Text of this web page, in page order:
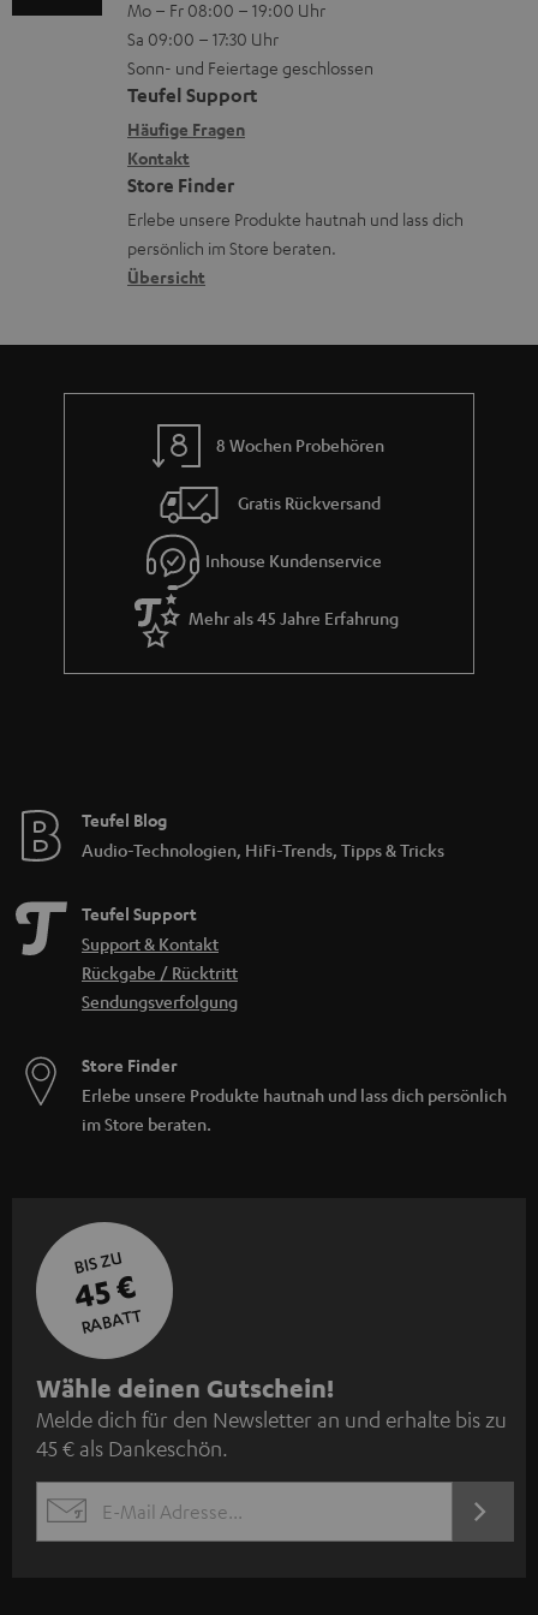
l
i
n
k
s
.
t
i
l
e
n
z
u
m
V
e
r
s
a
d
o
n
e
n
z
u
r
G
r
a
-
L
e
x
i
k
o
n
n
t
a
k
t
d
a
t
n
Mo – Fr 08:00 – 19:00 Uhr
Sa 09:00 – 17:30 Uhr
Sonn- und Feiertage geschlossen
Teufel Support
Häufige Fragen
Kontakt
Store Finder
Erlebe unsere Produkte hautnah und lass dich
persönlich im Store beraten.
Übersicht
8 Wochen Probehören
Gratis Rückversand
Inhouse Kundenservice
Mehr als 45 Jahre Erfahrung
Teufel Blog
Audio-Technologien, HiFi-Trends, Tipps & Tricks
Teufel Support
Support & Kontakt
Rückgabe / Rücktritt
Sendungsverfolgung
Store Finder
Erlebe unsere Produkte hautnah und lass dich persönlich
im Store beraten.
BIS ZU
45 €
RABATT
N
e
w
s
l
Wähle deinen Gutschein!
Melde dich für den Newsletter an und erhalte bis zu
45 € als Dankeschön.
EMAIL
JETZT